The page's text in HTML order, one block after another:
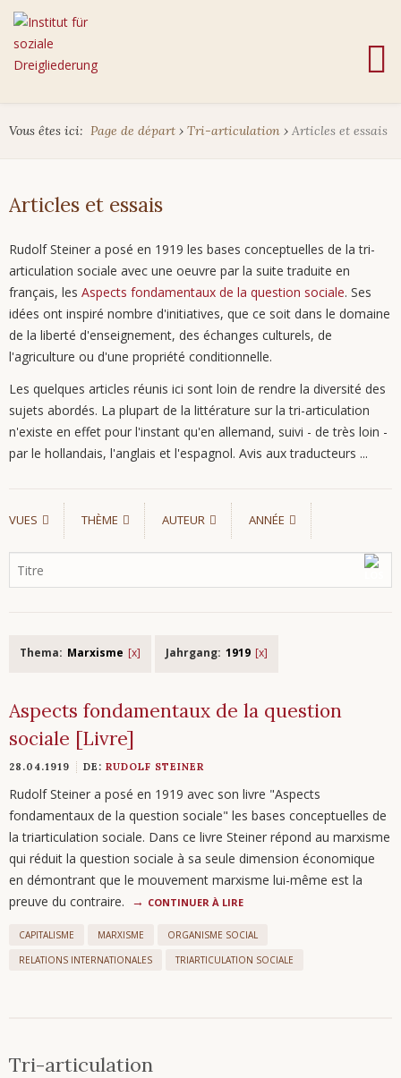
Vous êtes ici: Page de départ › Tri-articulation › Articles et essais
Articles et essais
Rudolf Steiner a posé en 1919 les bases conceptuelles de la tri-
articulation sociale avec une oeuvre par la suite traduite en
français, les Aspects fondamentaux de la question sociale. Ses
idées ont inspiré nombre d'initiatives, que ce soit dans le domaine
de la liberté d'enseignement, des échanges culturels, de
l'agriculture ou d'une propriété conditionnelle.
Les quelques articles réunis ici sont loin de rendre la diversité des
sujets abordés. La plupart de la littérature sur la tri-articulation
n'existe en effet pour l'instant qu'en allemand, suivi - de très loin -
par le hollandais, l'anglais et l'espagnol. Avis aux traducteurs ...
VUES THÈME AUTEUR ANNÉE
Thema: Marxisme Jahrgang: 1919
Aspects fondamentaux de la question
sociale [Livre]
28.04.1919 DE: RUDOLF STEINER
Rudolf Steiner a posé en 1919 avec son livre "Aspects
fondamentaux de la question sociale" les bases conceptuelles de
la triarticulation sociale. Dans ce livre Steiner répond au marxisme
qui réduit la question sociale à sa seule dimension économique
en démontrant que le mouvement marxisme lui-même est la
preuve du contraire.
CONTINUER À LIRE
CAPITALISME MARXISME
ORGANISME SOCIAL
RELATIONS INTERNATIONALES
TRIARTICULATION SOCIALE
Tri-articulation